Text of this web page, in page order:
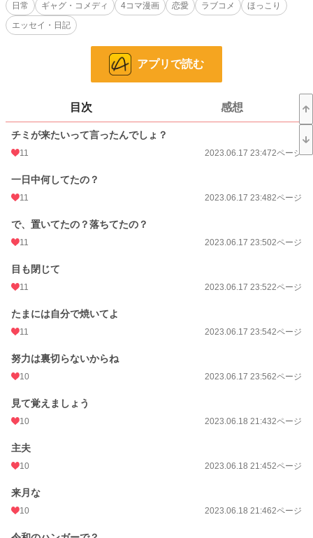
お気に入り 10
2023.06.17 23:47
週間ポイント 256 pt (129 位)
日常
ギャグ・コメディ 4コマ漫画 恋愛 ラブコメ
ほっこり
エッセイ・日記
アプリで読む
目次 感想
チミが来たいって言ったんでしょ？
11 2023.06.17 23:472ページ
一日中何してたの？
11 2023.06.17 23:482ページ
で、置いてたの？落ちてたの？
11 2023.06.17 23:502ページ
目も閉じて
11 2023.06.17 23:522ページ
たまには自分で焼いてよ
11 2023.06.17 23:542ページ
努力は裏切らないからね
10 2023.06.17 23:562ページ
見て覚えましょう
10 2023.06.18 21:432ページ
主夫
10 2023.06.18 21:452ページ
来月な
10 2023.06.18 21:462ページ